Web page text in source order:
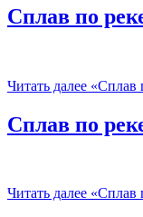
Сплав по
Читать далее «Сплав
Сплав по
Читать далее «Сплав